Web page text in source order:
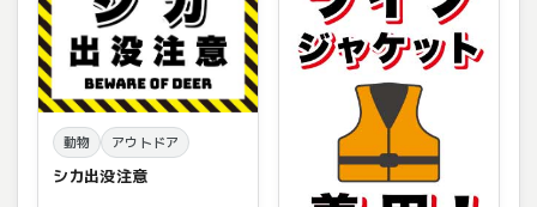
動物 アウトドア
シカ出没注意